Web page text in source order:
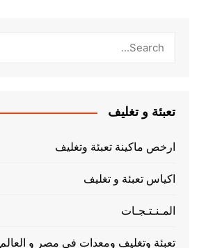
تعبئة و تغليف
ارخص ماكينة تعبئة وتغليف
اكياس تعبئة و تغليف
المـنـتـجـات
تعبئة وتغليف ومعدات فى مصر و العالم